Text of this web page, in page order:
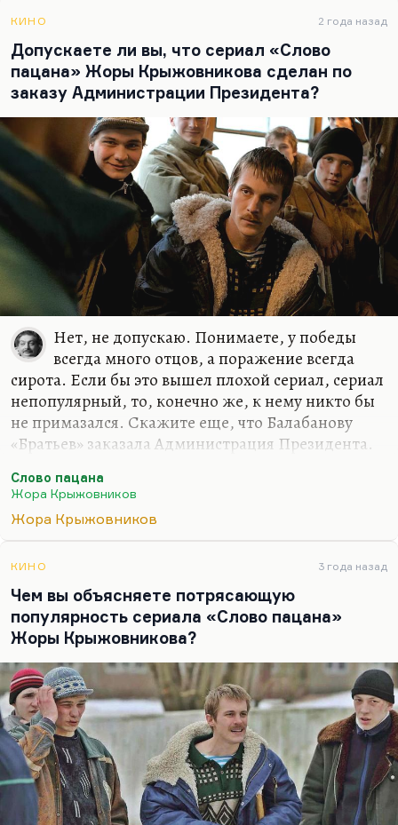
КИНО 2 года назад
Допускаете ли вы, что сериал «Слово
пацана» Жоры Крыжовникова сделан по
заказу Администрации Президента?
Нет, не допускаю. Понимаете, у победы
всегда много отцов, а поражение всегда
сирота. Если бы это вышел плохой сериал, сериал
непопулярный, то, конечно же, к нему никто бы
не примазался. Скажите еще, что Балабанову
«Братьев» заказала Администрация Президента.
планировать на полтора дня, а вы тут говорите,
что заказывает.
пастернаковски,
«управлял течением мысли и только
. Давно уже эти люди ничем не
управляют, течением собственных мыслей не
управляют, течением собственных процессов
распада не управляют. А вы говорите,
заказывают, «Слово пацана»… Администрация
Президента…
Слово пацана
Жора Крыжовников
Жора Крыжовников
КИНО 3 года назад
Чем вы объясняете потрясающую
популярность сериала «Слово пацана»
Жоры Крыжовникова?